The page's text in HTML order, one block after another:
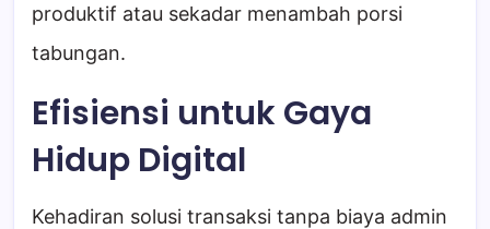
produktif atau sekadar menambah porsi
tabungan.
Efisiensi untuk Gaya
Hidup Digital
Kehadiran solusi transaksi tanpa biaya admin